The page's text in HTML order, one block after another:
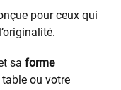
pour ceux qui
sa forme
ou votre